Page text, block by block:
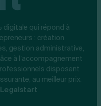
qui répond à
: création
gestion administrative,
à l’accompagnement
disposent
au meilleur prix.